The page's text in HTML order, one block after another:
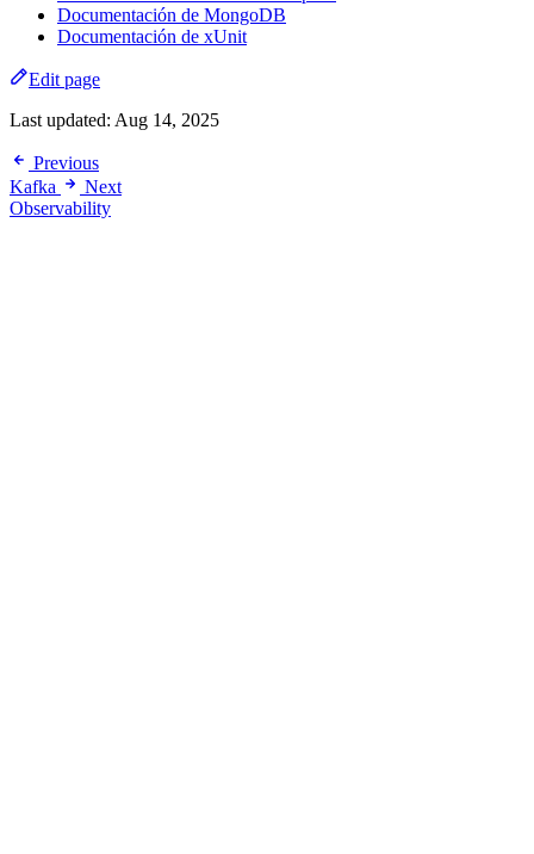
Documentación de MongoDB
Documentación de xUnit
Edit page
Last updated: Aug 14, 2025
Previous
Kafka
Next
Observability